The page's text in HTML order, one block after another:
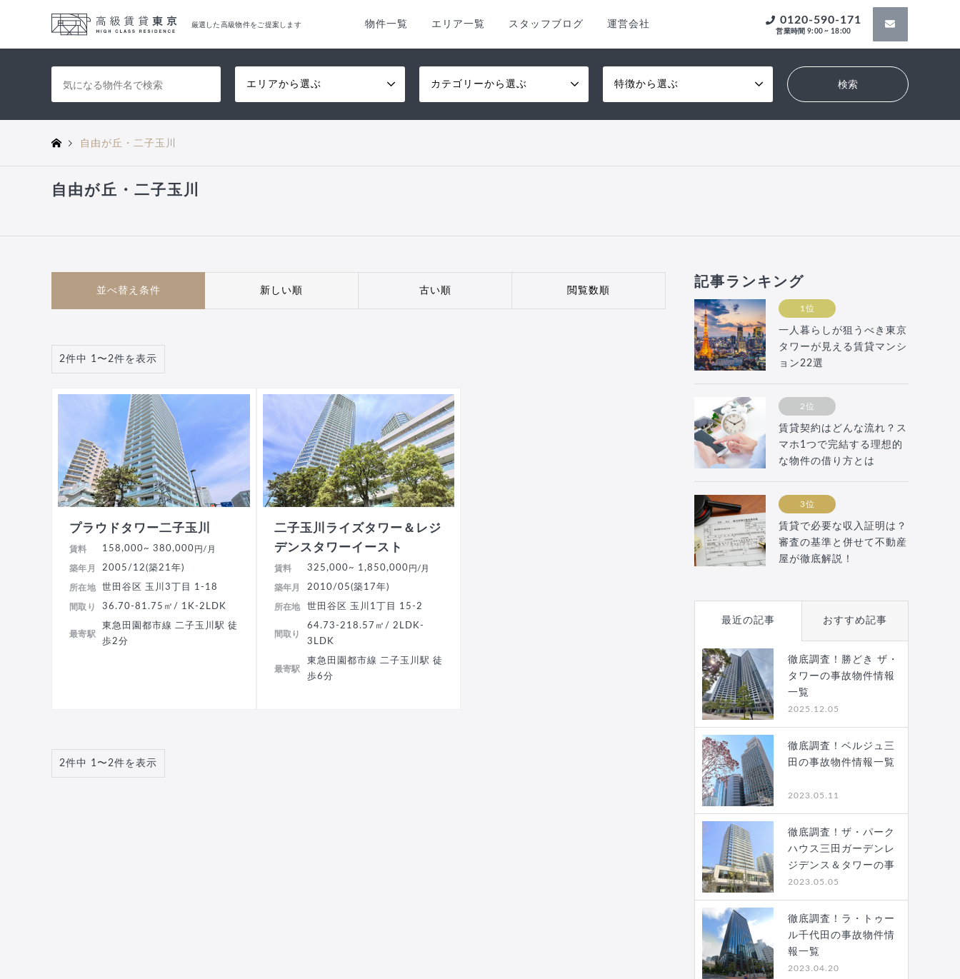
厳選した高級物件をご提案します 物件一覧 エリア一覧 スタッフブログ 運営会社 0120-590-171
営業時間 9:00 ~ 18:00
エリアから選ぶ カテゴリーから選ぶ 特徴から選ぶ
自由が丘・二子玉川
自由が丘・二子玉川
並べ替え条件 新しい順 古い順 閲覧数順
2件中 1〜2件を表示
プラウドタワー二子玉川
賃料 158,000~ 380,000 円/月
築年月 2005/12(築21年)
所在地 世田谷区 玉川3丁目 1-18
間取り 36.70-81.75㎡/ 1K-2LDK
最寄駅
東急田園都市線 二子玉川駅 徒
歩2分
二子玉川ライズタワー＆レジ
デンスタワーイースト
賃料 325,000~ 1,850,000 円/月
築年月 2010/05(築17年)
所在地 世田谷区 玉川1丁目 15-2
間取り
64.73-218.57㎡/ 2LDK-
3LDK
最寄駅
東急田園都市線 二子玉川駅 徒
歩6分
2件中 1〜2件を表示
記事ランキング
1位
一人暮らしが狙うべき東京
タワーが見える賃貸マンシ
ョン22選
2位
賃貸契約はどんな流れ？ス
マホ1つで完結する理想的
な物件の借り方とは
3位
賃貸で必要な収入証明は？
審査の基準と併せて不動産
屋が徹底解説！
最近の記事 おすすめ記事
徹底調査！勝どき ザ・
タワーの事故物件情報
一覧
2025.12.05
徹底調査！ベルジュ三
田の事故物件情報一覧
2023.05.11
徹底調査！ザ・パーク
ハウス三田ガーデンレ
ジデンス＆タワーの事
故…
2023.05.05
徹底調査！ラ・トゥー
ル千代田の事故物件情
報一覧
2023.04.20